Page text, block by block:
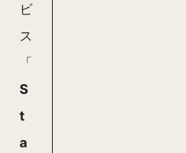
ビ
ス
「
S
t
a